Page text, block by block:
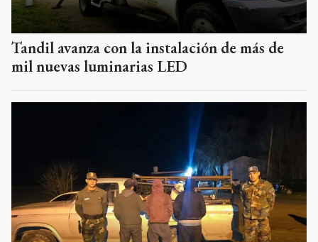
Tandil avanza con la instalación de más de
mil nuevas luminarias LED